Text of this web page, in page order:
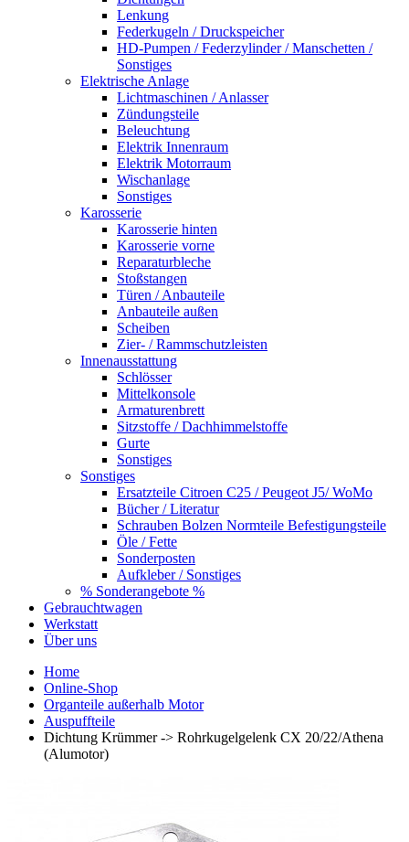
Lenkung
Federkugeln / Druckspeicher
HD-Pumpen / Federzylinder / Manschetten /
Sonstiges
Elektrische Anlage
Lichtmaschinen / Anlasser
Zündungsteile
Beleuchtung
Elektrik Innenraum
Elektrik Motorraum
Wischanlage
Sonstiges
Karosserie
Karosserie hinten
Karosserie vorne
Reparaturbleche
Stoßstangen
Türen / Anbauteile
Anbauteile außen
Scheiben
Zier- / Rammschutzleisten
Innenausstattung
Schlösser
Mittelkonsole
Armaturenbrett
Sitzstoffe / Dachhimmelstoffe
Gurte
Sonstiges
Sonstiges
Ersatzteile Citroen C25 / Peugeot J5/ WoMo
Bücher / Literatur
Schrauben Bolzen Normteile Befestigungsteile
Öle / Fette
Sonderposten
Aufkleber / Sonstiges
% Sonderangebote %
Gebrauchtwagen
Werkstatt
Über uns
Home
Online-Shop
Organteile außerhalb Motor
Auspuffteile
Dichtung Krümmer -> Rohrkugelgelenk CX 20/22/Athena
(Alumotor)